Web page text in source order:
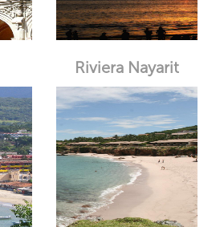
Riviera Nayarit